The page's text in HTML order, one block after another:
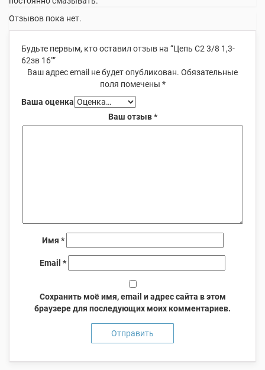
Отзывов пока нет.
Будьте первым, кто оставил отзыв на “Цепь С2 3/8 1,3-
62зв 16″”
Ваш адрес email не будет опубликован. Обязательные
поля помечены *
Ваша оценка
Ваш отзыв*
Имя *
Email *
Сохранить моё имя, email и адрес сайта в этом
браузере для последующих моих комментариев.